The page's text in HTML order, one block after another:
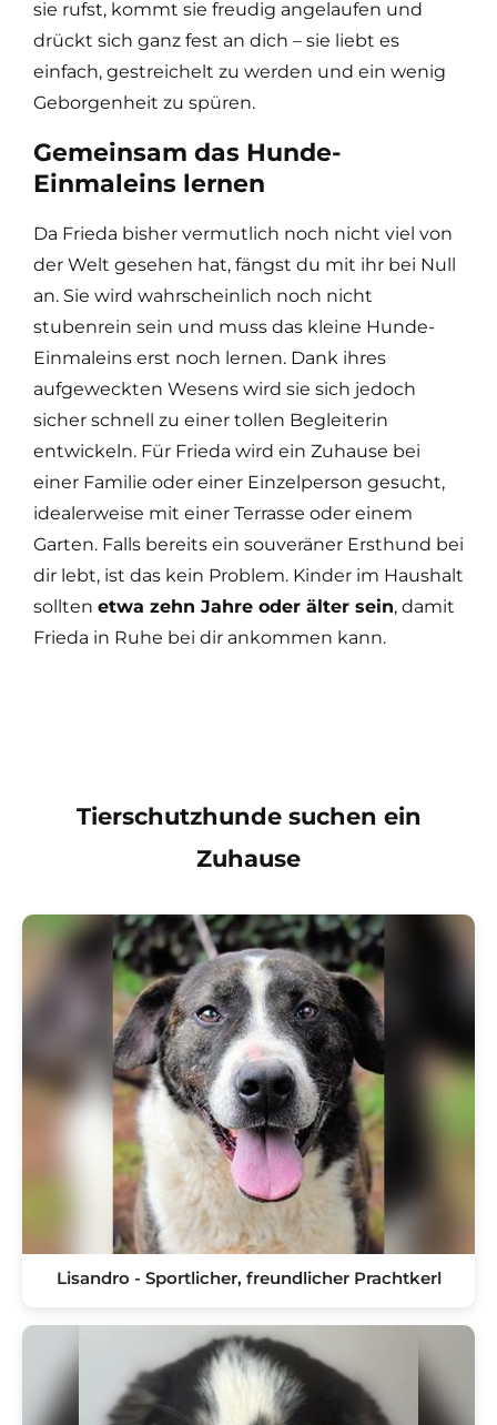
sie rufst, kommt sie freudig angelaufen und
drückt sich ganz fest an dich – sie liebt es
einfach, gestreichelt zu werden und ein wenig
Geborgenheit zu spüren.
Gemeinsam das Hunde-
Einmaleins lernen
Da Frieda bisher vermutlich noch nicht viel von
der Welt gesehen hat, fängst du mit ihr bei Null
an. Sie wird wahrscheinlich noch nicht
stubenrein sein und muss das kleine Hunde-
Einmaleins erst noch lernen. Dank ihres
aufgeweckten Wesens wird sie sich jedoch
sicher schnell zu einer tollen Begleiterin
entwickeln. Für Frieda wird ein Zuhause bei
einer Familie oder einer Einzelperson gesucht,
idealerweise mit einer Terrasse oder einem
Garten. Falls bereits ein souveräner Ersthund bei
dir lebt, ist das kein Problem. Kinder im Haushalt
sollten etwa zehn Jahre oder älter sein, damit
Frieda in Ruhe bei dir ankommen kann.
Tierschutzhunde suchen ein
Zuhause
Lisandro - Sportlicher, freundlicher Prachtkerl